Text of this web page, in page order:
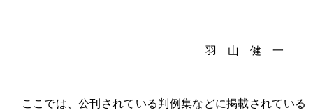
羽 山 健 一
ここでは、公刊されている判例集などに掲載されている